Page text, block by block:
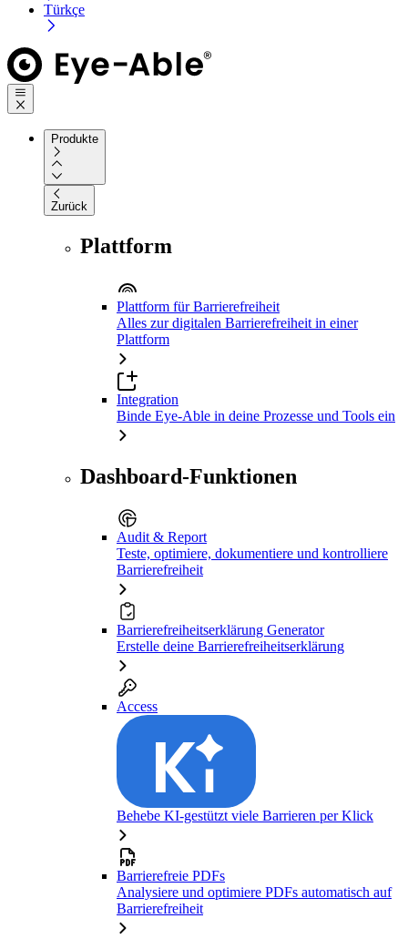
Türkçe
Produkte
Zurück
Plattform
Plattform für Barrierefreiheit
Alles zur digitalen Barrierefreiheit in einer
Plattform
Integration
Binde Eye-Able in deine Prozesse und Tools ein
Dashboard-Funktionen
Audit & Report
Teste, optimiere, dokumentiere und kontrolliere
Barrierefreiheit
Barrierefreiheitserklärung Generator
Erstelle deine Barrierefreiheitserklärung
Access
Behebe KI-gestützt viele Barrieren per Klick
Barrierefreie PDFs
Analysiere und optimiere PDFs automatisch auf
Barrierefreiheit